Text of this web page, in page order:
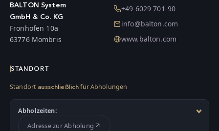
BALTON System
GmbH & Co. KG
Fronhofen 10a
63776 Mömbris
+49 6029 701-90
info@balton.com
www.balton.com
STANDORT
Standort ausschließlich für Abholungen
Abholzeiten:
Adresse zur Abholung